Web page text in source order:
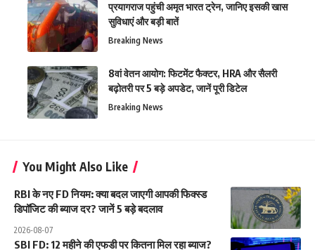
प्रयागराज पहुंची अमृत भारत ट्रेन, जानिए इसकी खास
सुविधाएं और बड़ी बातें
Breaking News
8वां वेतन आयोग: फिटमेंट फैक्टर, HRA और सैलरी
बढ़ोतरी पर 5 बड़े अपडेट, जानें पूरी डिटेल
Breaking News
You Might Also Like
RBI के नए FD नियम: क्या बदल जाएगी आपकी फिक्स्ड
डिपॉजिट की ब्याज दर? जानें 5 बड़े बदलाव
2026-08-07
SBI FD: 12 महीने की एफडी पर कितना मिल रहा ब्याज?